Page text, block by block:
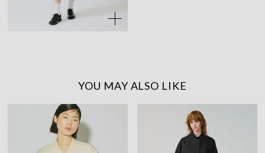
YOU MAY ALSO LIKE